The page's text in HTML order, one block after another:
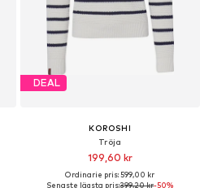
DEAL
KOROSHI
Tröja
199,60 kr
Ordinarie pris: 599,00 kr
Senaste lägsta pris:399,20 kr-50%